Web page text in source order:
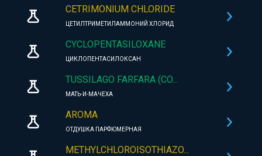
CETRIMONIUM CHLORIDE
ЦЕТИЛТРИМЕТИЛАММОНИЙ ХЛОРИД
CYCLOPENTASILOXANE
ЦИКЛОПЕНТАСИЛОКСАН
TUSSILAGO FARFARA (CO...
МАТЬ-И-МАЧЕХА
AROMA
ОТДУШКА ПАРФЮМЕРНАЯ
METHYLCHLOROISOTHIAZO...